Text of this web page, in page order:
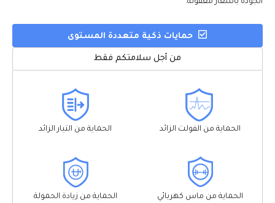
الجودة بأسعار معقولة.
حمايات ذكية متعددة المستوى
من أجل سلامتكم فقط
الحماية من الفولت الزائد الحماية من التيار الزائد
الحماية من ماس كهربائي الحماية من زيادة الحمولة